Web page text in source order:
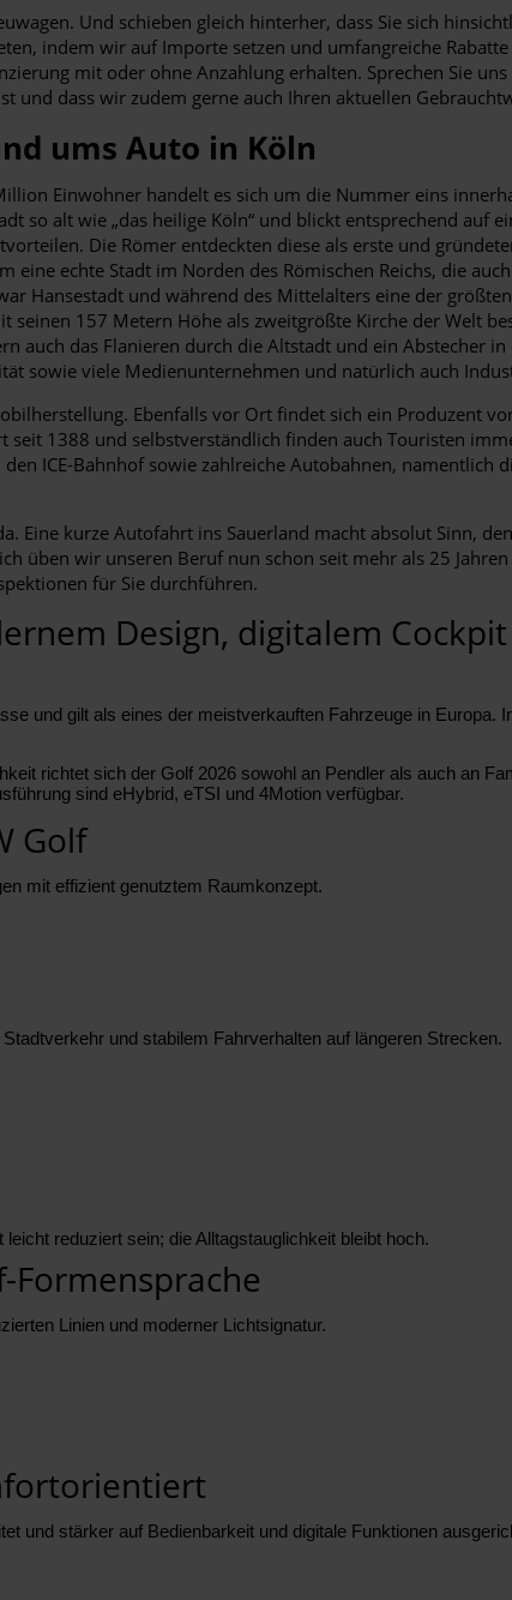
Und schieben gleich hinterher, dass Sie sich
indem wir auf Importe setzen und umfangreiche
mit oder ohne Anzahlung erhalten. Sprechen Sie
und dass wir zudem gerne auch Ihren aktuellen
ums Auto in Köln
Einwohner handelt es sich um die Nummer eins
so alt wie „das heilige Köln“ und blickt entsprechend auf
Die Römer entdeckten diese als erste und
echte Stadt im Norden des Römischen Reichs, die
Hansestadt und während des Mittelalters eine der
157 Metern Höhe als zweitgrößte Kirche der Welt
auch das Flanieren durch die Altstadt und ein Abstecher
sowie viele Medienunternehmen und natürlich auch
Ebenfalls vor Ort findet sich ein Produzent
1388 und selbstverständlich finden auch Touristen
ICE-Bahnhof sowie zahlreiche Autobahnen, namentlich
Eine kurze Autofahrt ins Sauerland macht absolut Sinn,
üben wir unseren Beruf nun schon seit mehr als 25
für Sie durchführen.
Design, digitalem
und gilt als eines der meistverkauften Fahrzeuge in Europa.
richtet sich der Golf 2026 sowohl an Pendler als auch an
sind eHybrid, eTSI und 4Motion verfügbar.
Golf
mit effizient genutztem Raumkonzept.
und stabilem Fahrverhalten auf längeren Strecken.
reduziert sein; die Alltagstauglichkeit bleibt hoch.
Formensprache
Linien und moderner Lichtsignatur.
und stärker auf Bedienbarkeit und digitale Funktionen